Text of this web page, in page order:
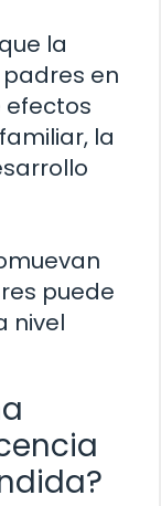
la
en
efectos
la
puede
nivel